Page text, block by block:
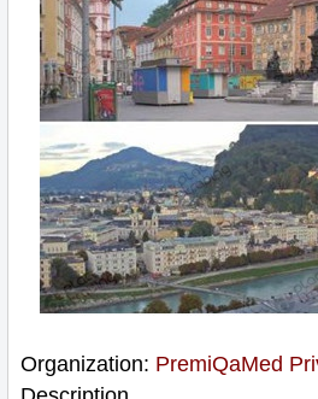
Organization: PremiQaMed